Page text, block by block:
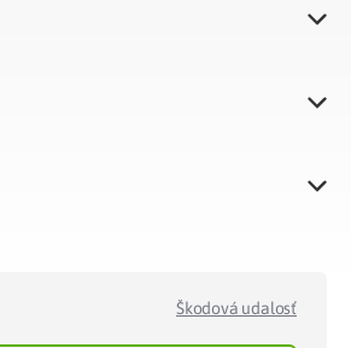
Škodová udalosť